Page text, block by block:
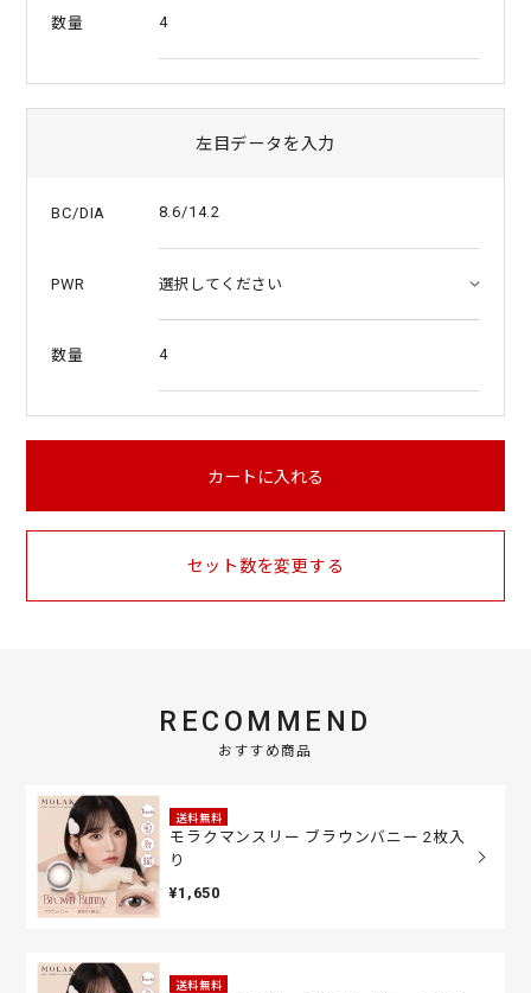
数量 4
左目データを入力
BC/DIA 8.6/14.2
PWR
数量 4
カートに入れる
セット数を変更する
RECOMMEND
おすすめ商品
送料無料
モラクマンスリー ブラウンバニー 2枚入
り
¥1,650
送料無料